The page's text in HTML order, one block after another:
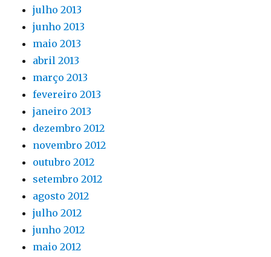
julho 2013
junho 2013
maio 2013
abril 2013
março 2013
fevereiro 2013
janeiro 2013
dezembro 2012
novembro 2012
outubro 2012
setembro 2012
agosto 2012
julho 2012
junho 2012
maio 2012